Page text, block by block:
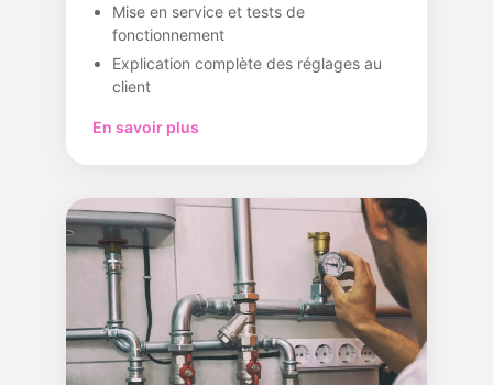
Mise en service et tests de
fonctionnement
Explication complète des réglages au
client
En savoir plus